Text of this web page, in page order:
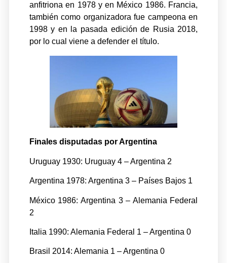
anfitriona en 1978 y en México 1986. Francia,
también como organizadora fue campeona en
1998 y en la pasada edición de Rusia 2018,
por lo cual viene a defender el título.
Finales disputadas por Argentina
Uruguay 1930: Uruguay 4 – Argentina 2
Argentina 1978: Argentina 3 – Países Bajos 1
México 1986: Argentina 3 – Alemania Federal
2
Italia 1990: Alemania Federal 1 – Argentina 0
Brasil 2014: Alemania 1 – Argentina 0